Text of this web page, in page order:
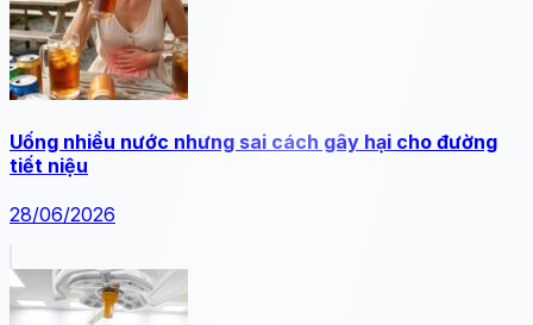
Uống nhiều nước nhưng sai cách gây hại cho đường
tiết niệu
28/06/2026